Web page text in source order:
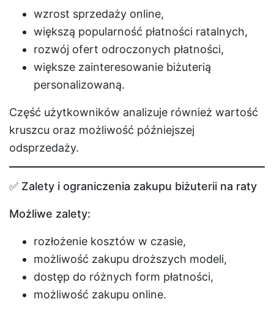
wzrost sprzedaży online,
większą popularność płatności ratalnych,
rozwój ofert odroczonych płatności,
większe zainteresowanie biżuterią
personalizowaną.
Część użytkowników analizuje również wartość
kruszcu oraz możliwość późniejszej
odsprzedaży.
✅ Zalety i ograniczenia zakupu biżuterii na raty
Możliwe zalety:
rozłożenie kosztów w czasie,
możliwość zakupu droższych modeli,
dostęp do różnych form płatności,
możliwość zakupu online.